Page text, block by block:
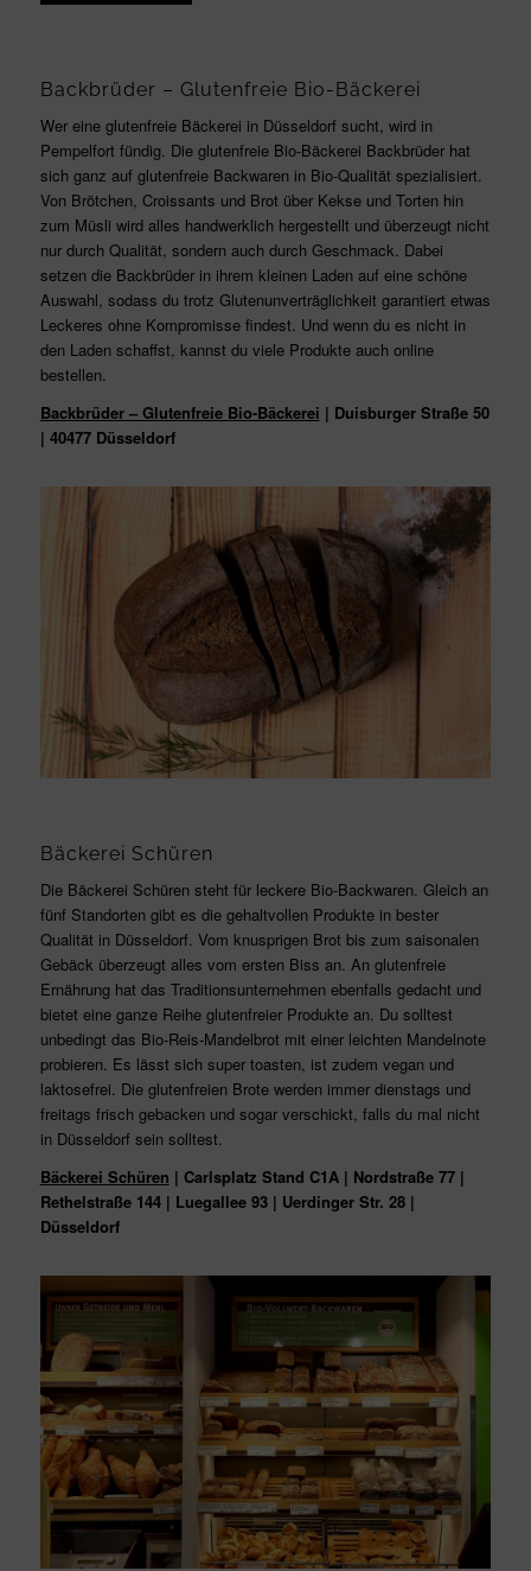
Backbrüder – Glutenfreie Bio-Bäckerei
Wer eine glutenfreie Bäckerei in Düsseldorf sucht, wird in
Pempelfort fündig. Die glutenfreie Bio-Bäckerei Backbrüder hat
sich ganz auf glutenfreie Backwaren in Bio-Qualität spezialisiert.
Von Brötchen, Croissants und Brot über Kekse und Torten hin
zum Müsli wird alles handwerklich hergestellt und überzeugt nicht
nur durch Qualität, sondern auch durch Geschmack. Dabei
setzen die Backbrüder in ihrem kleinen Laden auf eine schöne
Auswahl, sodass du trotz Glutenunverträglichkeit garantiert etwas
Leckeres ohne Kompromisse findest. Und wenn du es nicht in
den Laden schaffst, kannst du viele Produkte auch online
bestellen.
Backbrüder – Glutenfreie Bio-Bäckerei | Duisburger Straße 50
| 40477 Düsseldorf
Bäckerei Schüren
Die Bäckerei Schüren steht für leckere Bio-Backwaren. Gleich an
fünf Standorten gibt es die gehaltvollen Produkte in bester
Qualität in Düsseldorf. Vom knusprigen Brot bis zum saisonalen
Gebäck überzeugt alles vom ersten Biss an. An glutenfreie
Ernährung hat das Traditionsunternehmen ebenfalls gedacht und
bietet eine ganze Reihe glutenfreier Produkte an. Du solltest
unbedingt das Bio-Reis-Mandelbrot mit einer leichten Mandelnote
probieren. Es lässt sich super toasten, ist zudem vegan und
laktosefrei. Die glutenfreien Brote werden immer dienstags und
freitags frisch gebacken und sogar verschickt, falls du mal nicht
in Düsseldorf sein solltest.
Bäckerei Schüren | Carlsplatz Stand C1A | Nordstraße 77 |
Rethelstraße 144 | Luegallee 93 | Uerdinger Str. 28 |
Düsseldorf